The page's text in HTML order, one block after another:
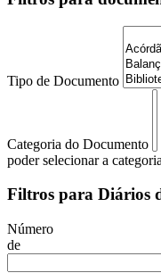
Tipo de Documento
Categoria do Documento
poder selecionar a
Filtros para Diários
Número
de